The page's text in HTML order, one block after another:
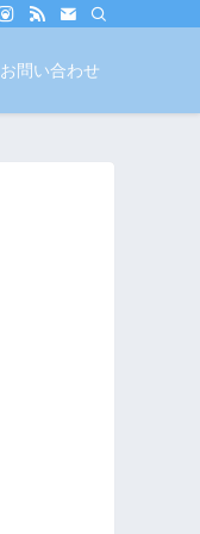
お問い合わせ